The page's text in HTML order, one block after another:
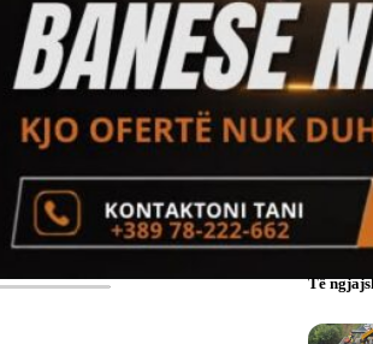
Të